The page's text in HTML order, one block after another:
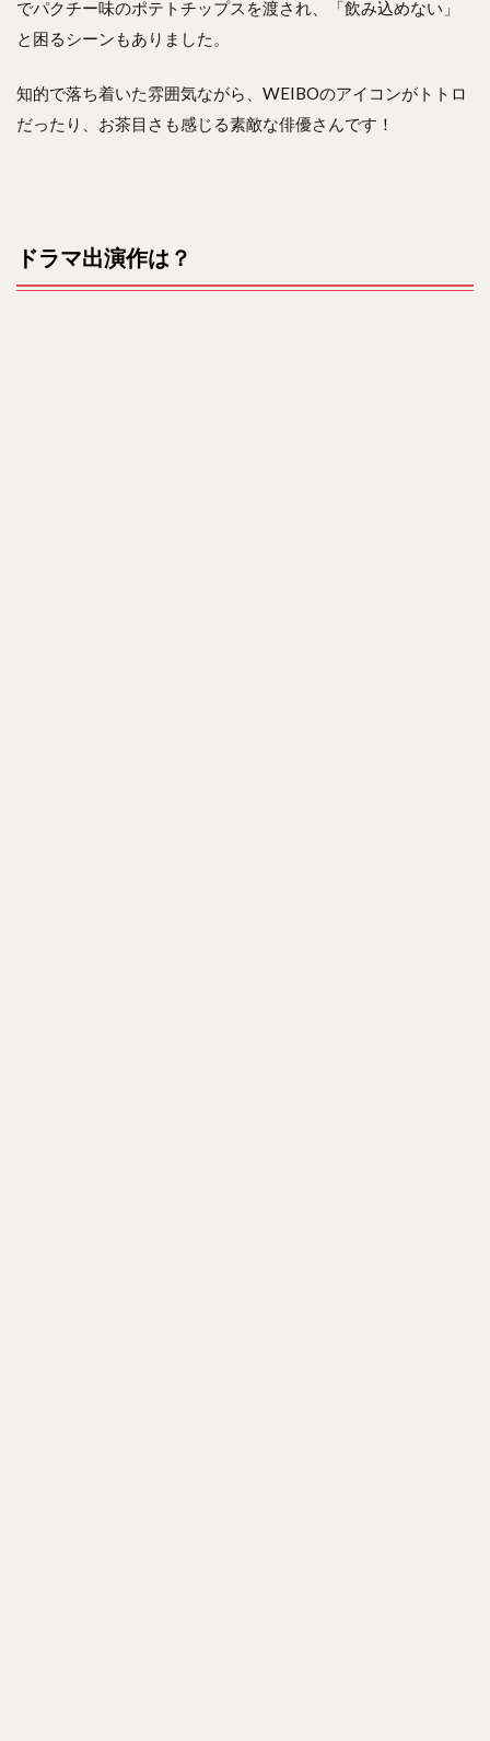
でパクチー味のポテトチップスを渡され、「飲み込めない」
と困るシーンもありました。
知的で落ち着いた雰囲気ながら、WEIBOのアイコンがトトロ
だったり、お茶目さも感じる素敵な俳優さんです！
ドラマ出演作は？